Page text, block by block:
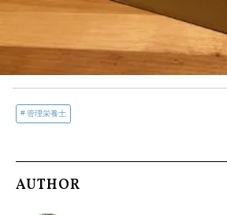
管理栄養士
AUTHOR